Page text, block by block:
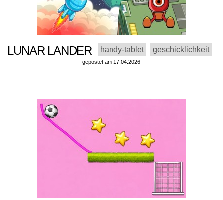
LUNAR LANDER handy-tablet geschicklichkeit
gepostet am 17.04.2026